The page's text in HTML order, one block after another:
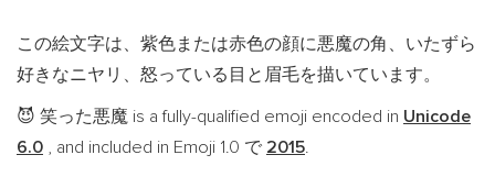
この絵文字は、紫色または赤色の顔に悪魔の角、いたずら
好きなニヤリ、怒っている目と眉毛を描いています。
😈 笑った悪魔 is a fully-qualified emoji encoded in Unicode
6.0 , and included in Emoji 1.0 で 2015.